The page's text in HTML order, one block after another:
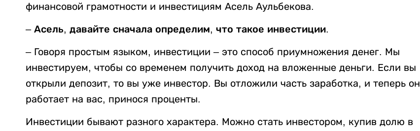
финансовой грамотности и инвестициям Асель Аульбекова.
– Асель, давайте сначала определим, что такое инвестиции.
– Говоря простым языком, инвестиции – это способ приумножения денег. Мы
инвестируем, чтобы со временем получить доход на вложенные деньги. Если вы
открыли депозит, то вы уже инвестор. Вы отложили часть заработка, и теперь он
работает на вас, принося проценты.
Инвестиции бывают разного характера. Можно стать инвестором, купив долю в